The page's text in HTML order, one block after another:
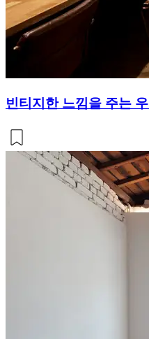
빈티지한 느낌을 주는